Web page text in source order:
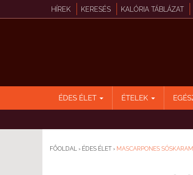
HÍREK KERESÉS KALÓRIA TÁBLÁZAT
ÉDES ÉLET ÉTELEK
FŐOLDAL › ÉDES ÉLET › MASCARPONES